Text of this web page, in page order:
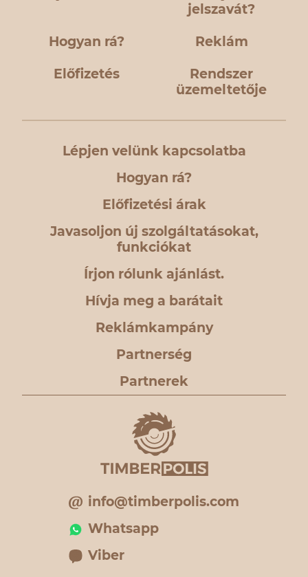
jelszavát?
Hogyan rá? Reklám
Előfizetés
Rendszer
üzemeltetője
Lépjen velünk kapcsolatba
Hogyan rá?
Előfizetési árak
Javasoljon új szolgáltatásokat,
funkciókat
Írjon rólunk ajánlást.
Hívja meg a barátait
Reklámkampány
Partnerség
Partnerek
info@timberpolis.com
Whatsapp
Viber